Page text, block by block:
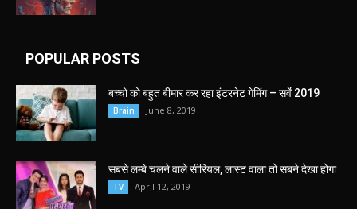
POPULAR POSTS
बच्चो को बहुत बीमार कर रहा इंटरनेट गेमिंग – सर्वे 2019
Brain June 8, 2019
सबसे लम्बे चलने वाले सीरियल, लास्ट वाला तो सबने देखा होगा
TV April 12, 2019